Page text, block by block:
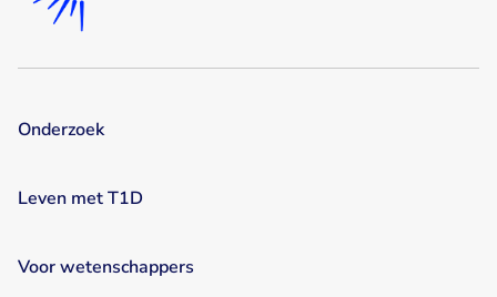
Onderzoek
Leven met T1D
Voor wetenschappers